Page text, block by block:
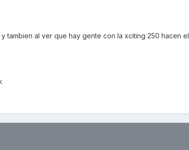
tambien al ver que hay gente con la xciting 250 hacen el